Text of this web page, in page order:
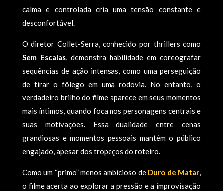
calma e controlada cria uma tensão constante e
desconfortável.
O diretor Collet-Serra, conhecido por thrillers como
Sem Escalas, demonstra habilidade em coreografar
sequências de ação intensas, como uma perseguição
de tirar o fôlego em uma rodovia. No entanto, o
verdadeiro brilho do filme aparece em seus momentos
mais íntimos, quando foca nos personagens centrais e
suas motivações. Essa dualidade entre cenas
grandiosas e momentos pessoais mantém o público
engajado, apesar dos tropeços do roteiro.
Como um “primo” menos ambicioso de Duro de Matar,
o filme acerta ao explorar a pressão e a improvisação